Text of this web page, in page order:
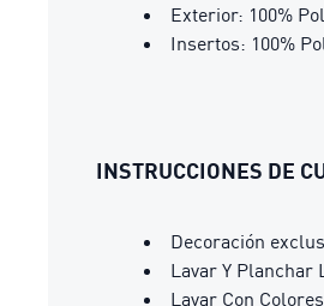
Exterior: 100%
Insertos: 100%
INSTRUCCIONES DE
Decoración
Lavar Y Planchar
Lavar Con